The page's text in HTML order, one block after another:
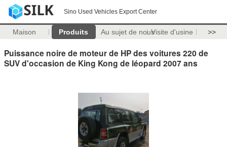
Sino Used Vehicles Export Center
Maison Produits Au sujet de nousVisite d'usine >>
Puissance noire de moteur de HP des voitures 220 de
SUV d'occasion de King Kong de léopard 2007 ans